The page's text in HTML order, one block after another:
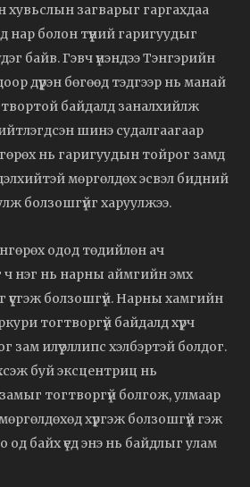
загварыг гаргахдаа
нар болон түүний гаригуудыг
байв. Гэвч үнэндээ Тэнгэрийн
дүүрэн бөгөөд тэдгээр нь манай
байдалд заналхийлж
шинэ судалгаагаар
нь гаригуудын тойрог замд
мөргөлдөх эсвэл бидний
болзошгүйг харуулжээ.
одод төдийлөн ач
ч нэг нь нарны аймгийн эмх
үүсгэж болзошгүй. Нарны хамгийн
тогтворгүй байдалд хүрч
зам илүү эллипс хэлбэртэй болдог.
буй эксцентриц нь
тогтворгүй болгож, улмаар
хүргэж болзошгүй гэж
од байх үед энэ нь байдлыг улам